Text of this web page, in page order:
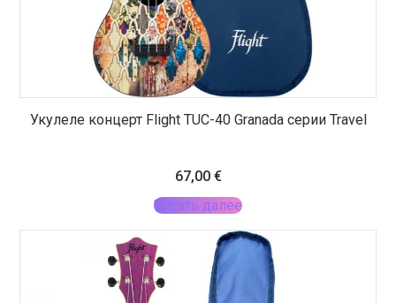
Укулеле концерт Flight TUC-40 Granada серии Travel
67,00 €
Читать далее